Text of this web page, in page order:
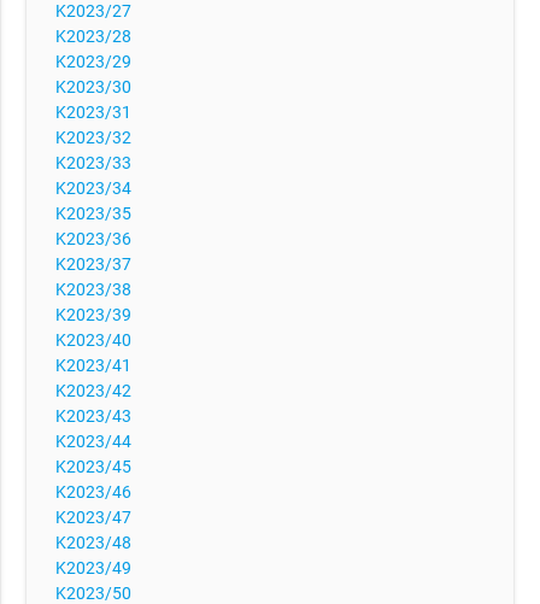
K2023/27
K2023/28
K2023/29
K2023/30
K2023/31
K2023/32
K2023/33
K2023/34
K2023/35
K2023/36
K2023/37
K2023/38
K2023/39
K2023/40
K2023/41
K2023/42
K2023/43
K2023/44
K2023/45
K2023/46
K2023/47
K2023/48
K2023/49
K2023/50